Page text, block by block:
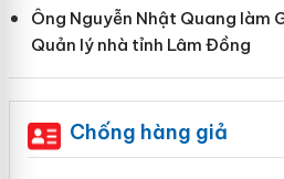
Ông Nguyễn Nhật Quang làm
Quản lý nhà tỉnh Lâm Đồng
Chống hàng giả